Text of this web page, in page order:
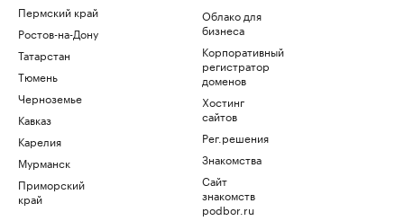
Пермский край
Ростов-на-Дону
Татарстан
Тюмень
Черноземье
Кавказ
Карелия
Мурманск
Приморский
край
Облако для
бизнеса
Корпоративный
регистратор
доменов
Хостинг
сайтов
Рег.решения
Знакомства
Сайт
знакомств
podbor.ru